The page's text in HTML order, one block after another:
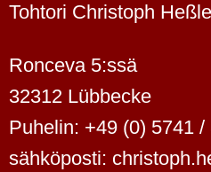
Tohtori Christoph
Ronceva 5:ssä
32312 Lübbecke
Puhelin: +49 (0) 5741 /
sähköposti: